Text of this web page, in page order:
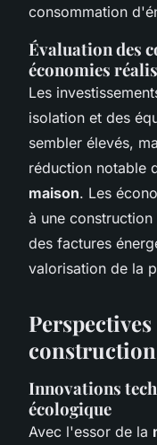
consommation
Évaluation des
économies
Les
isolation et des
sembler élevés,
réduction notable
maison. Les
à une
des factures
valorisation de la
Innovations
écologique
Avec l'essor de la